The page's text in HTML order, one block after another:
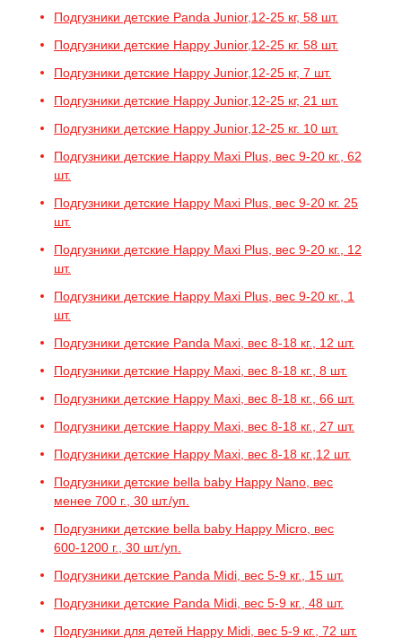
Подгузники детские Panda Junior,12-25 кг, 58 шт.
Подгузники детские Happy Junior,12-25 кг. 58 шт.
Подгузники детские Happy Junior,12-25 кг, 7 шт.
Подгузники детские Happy Junior,12-25 кг, 21 шт.
Подгузники детские Happy Junior,12-25 кг. 10 шт.
Подгузники детские Happy Maxi Plus, вес 9-20 кг., 62
шт.
Подгузники детские Happy Maxi Plus, вес 9-20 кг. 25
шт.
Подгузники детские Happy Maxi Plus, вес 9-20 кг., 12
шт.
Подгузники детские Happy Maxi Plus, вес 9-20 кг., 1
шт.
Подгузники детские Panda Maxi, вес 8-18 кг., 12 шт.
Подгузники детские Happy Maxi, вес 8-18 кг., 8 шт.
Подгузники детские Happy Maxi, вес 8-18 кг., 66 шт.
Подгузники детские Happy Maxi, вес 8-18 кг., 27 шт.
Подгузники детские Happy Maxi, вес 8-18 кг.,12 шт.
Подгузники детские bella baby Happy Nano, вес
менее 700 г., 30 шт./уп.
Подгузники детские bella baby Happy Micro, вес
600-1200 г., 30 шт./уп.
Подгузники детские Panda Midi, вес 5-9 кг., 15 шт.
Подгузники детские Panda Midi, вес 5-9 кг., 48 шт.
Подгузники для детей Happy Midi, вес 5-9 кг., 72 шт.